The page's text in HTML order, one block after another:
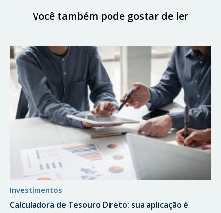
Você também pode gostar de ler
investimentos
Calculadora de Tesouro Direto: sua aplicação é